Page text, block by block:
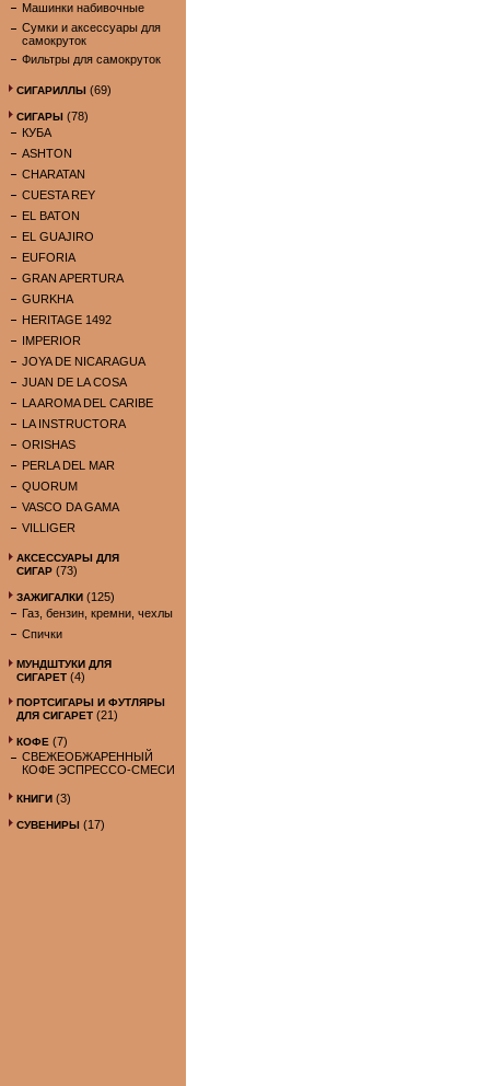
Машинки набивочные
Сумки и аксессуары для
самокруток
Фильтры для самокруток
СИГАРИЛЛЫ (69)
СИГАРЫ (78)
КУБА
ASHTON
CHARATAN
CUESTA REY
EL BATON
EL GUAJIRO
EUFORIA
GRAN APERTURA
GURKHA
HERITAGE 1492
IMPERIOR
JOYA DE NICARAGUA
JUAN DE LA COSA
LA AROMA DEL CARIBE
LA INSTRUCTORA
ORISHAS
PERLA DEL MAR
QUORUM
VASCO DA GAMA
VILLIGER
АКСЕССУАРЫ ДЛЯ
СИГАР (73)
ЗАЖИГАЛКИ (125)
Газ, бензин, кремни, чехлы
Спички
МУНДШТУКИ ДЛЯ
СИГАРЕТ (4)
ПОРТСИГАРЫ И ФУТЛЯРЫ
ДЛЯ СИГАРЕТ (21)
КОФЕ (7)
СВЕЖЕОБЖАРЕННЫЙ
КОФЕ ЭСПРЕССО-СМЕСИ
КНИГИ (3)
СУВЕНИРЫ (17)